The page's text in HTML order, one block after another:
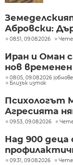
Абровски:
08:51, 09.08.2026 Чете
Иран и Оман
нов
08:05, 09.08.2026
Близък изток
Психологът
Агресията
09:53, 09.08.2026
Над 900 деца
09:31, 09.08.2026 Чете